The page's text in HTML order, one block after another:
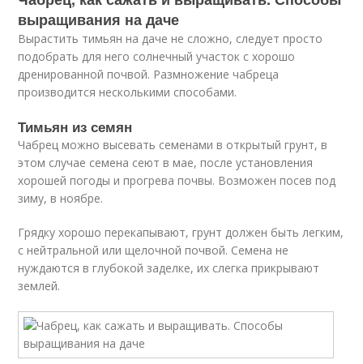
выращивания на даче
Вырастить тимьян на даче не сложно, следует просто
подобрать для него солнечный участок с хорошо
дренированной почвой. Размножение чабреца
производится несколькими способами.
Тимьян из семян
Чабрец можно высевать семенами в открытый грунт, в
этом случае семена сеют в мае, после установления
хорошей погоды и прогрева почвы. Возможен посев под
зиму, в ноябре.
Грядку хорошо перекапывают, грунт должен быть легким,
с нейтральной или щелочной почвой. Семена не
нуждаются в глубокой заделке, их слегка прикрывают
землей.